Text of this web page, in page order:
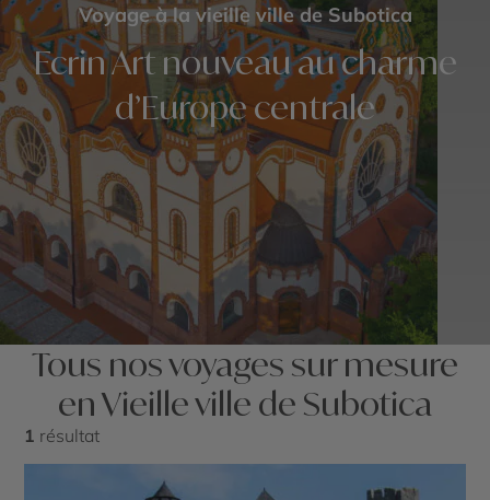
Voyage à la vieille ville de Subotica
Ecrin Art nouveau au charme
d’Europe centrale
Tous nos voyages sur mesure
en Vieille ville de Subotica
1 résultat